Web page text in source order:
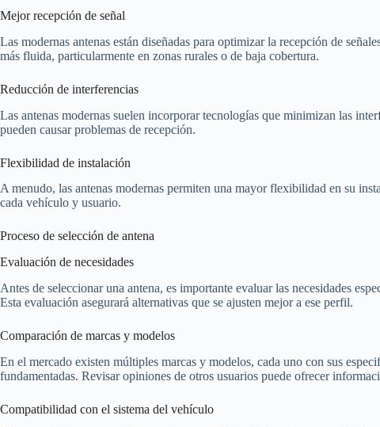
Mejor recepción de señal
Las modernas antenas están diseñadas para optimizar la recepción de
más fluida, particularmente en zonas rurales o de baja cobertura.
Reducción de interferencias
Las antenas modernas suelen incorporar tecnologías que minimizan las
pueden causar problemas de recepción.
Flexibilidad de instalación
A menudo, las antenas modernas permiten una mayor flexibilidad en su
cada vehículo y usuario.
Proceso de selección de antena
Evaluación de necesidades
Antes de seleccionar una antena, es importante evaluar las necesidades
Esta evaluación asegurará alternativas que se ajusten mejor a ese perfil.
Comparación de marcas y modelos
En el mercado existen múltiples marcas y modelos, cada uno con sus
fundamentadas. Revisar opiniones de otros usuarios puede ofrecer
Compatibilidad con el sistema del vehículo